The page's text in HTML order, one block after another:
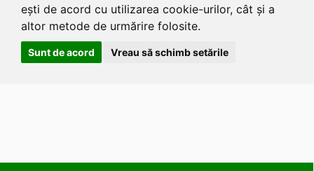
ești de acord cu utilizarea cookie-urilor, cât și a
altor metode de urmărire folosite.
Sunt de acord Vreau să schimb setările